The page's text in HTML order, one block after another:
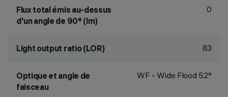
Flux total émis au-dessus
d'un angle de 90° (lm)
0
Light output ratio (LOR) 83
Optique et angle de
faisceau
WF - Wide Flood 52°